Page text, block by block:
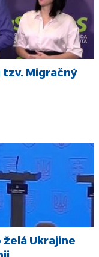
tzv. Migračný
želá Ukrajine